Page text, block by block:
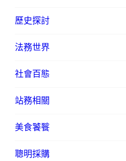
歷史探討
法務世界
社會百態
站務相關
美食饕餮
聰明採購